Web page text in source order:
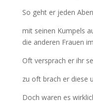
So geht er jeden
mit seinen Kumpels
die anderen Frauen
Oft versprach er ihr
zu oft brach er diese
Doch waren es